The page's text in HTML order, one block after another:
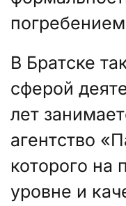
В Братске
сферой
лет
агентство
которого на
уровне и